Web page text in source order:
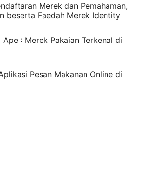
Merek dan Pemahaman,
beserta Faedah Merek Identity
Ape : Merek Pakaian Terkenal di
Pesan Makanan Online di